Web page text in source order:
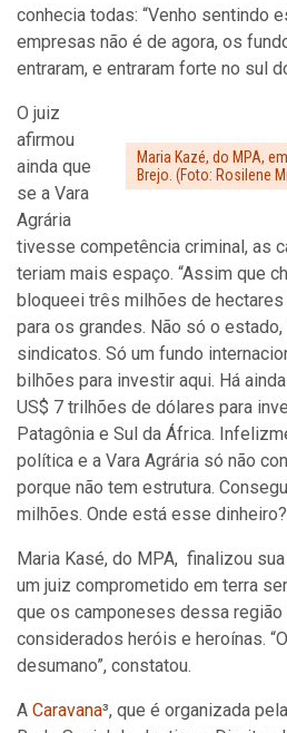
conhecia todas: “Venho sentindo
empresas não é de agora, os
entraram, e entraram forte no sul
Maria Kazé, do MPA,
Brejo. (Foto: Rosilene
O juiz
afirmou
ainda que
se a Vara
Agrária
tivesse competência criminal, as
teriam mais espaço. “Assim que
bloqueei três milhões de
para os grandes. Não só o
sindicatos. Só um fundo
bilhões para investir aqui. Há
US$ 7 trilhões de dólares para
Patagônia e Sul da África.
política e a Vara Agrária só não
porque não tem estrutura.
milhões. Onde está esse dinheiro?
Maria Kasé, do MPA, finalizou
um juiz comprometido em terra
que os camponeses dessa
considerados heróis e heroínas.
desumano”, constatou.
A Caravana³, que é organizada